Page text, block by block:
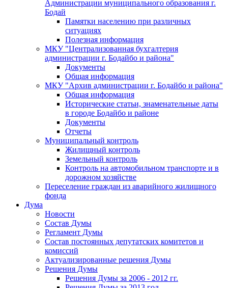
Администрации муниципального образования г.
Бодай
Памятки населению при различных
ситуациях
Полезная информация
МКУ "Централизованная бухгалтерия
администрации г. Бодайбо и района"
Документы
Общая информация
МКУ "Архив администрации г. Бодайбо и района"
Общая информация
Исторические статьи, знаменательные даты
в городе Бодайбо и районе
Документы
Отчеты
Муниципальный контроль
Жилищный контроль
Земельный контроль
Контроль на автомобильном транспорте и в
дорожном хозяйстве
Переселение граждан из аварийного жилищного
фонда
Дума
Новости
Состав Думы
Регламент Думы
Состав постоянных депутатских комитетов и
комиссий
Актуализированные решения Думы
Решения Думы
Решения Думы за 2006 - 2012 гг.